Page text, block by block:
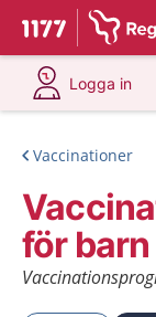
Till startsidan
Du har
Logga in
på 1177.se
Vaccinationer
för barn